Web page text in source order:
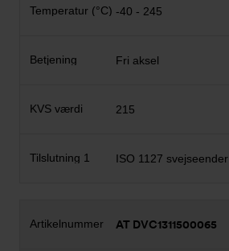
-40 - 245
Fri aksel
215
ISO 1127 svejseender
AT DVC1311500065